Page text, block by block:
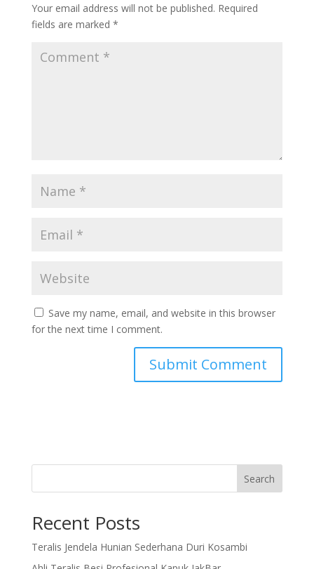
Your email address will not be published. Required
fields are marked *
Save my name, email, and website in this browser
for the next time I comment.
Search
Recent Posts
Teralis Jendela Hunian Sederhana Duri Kosambi